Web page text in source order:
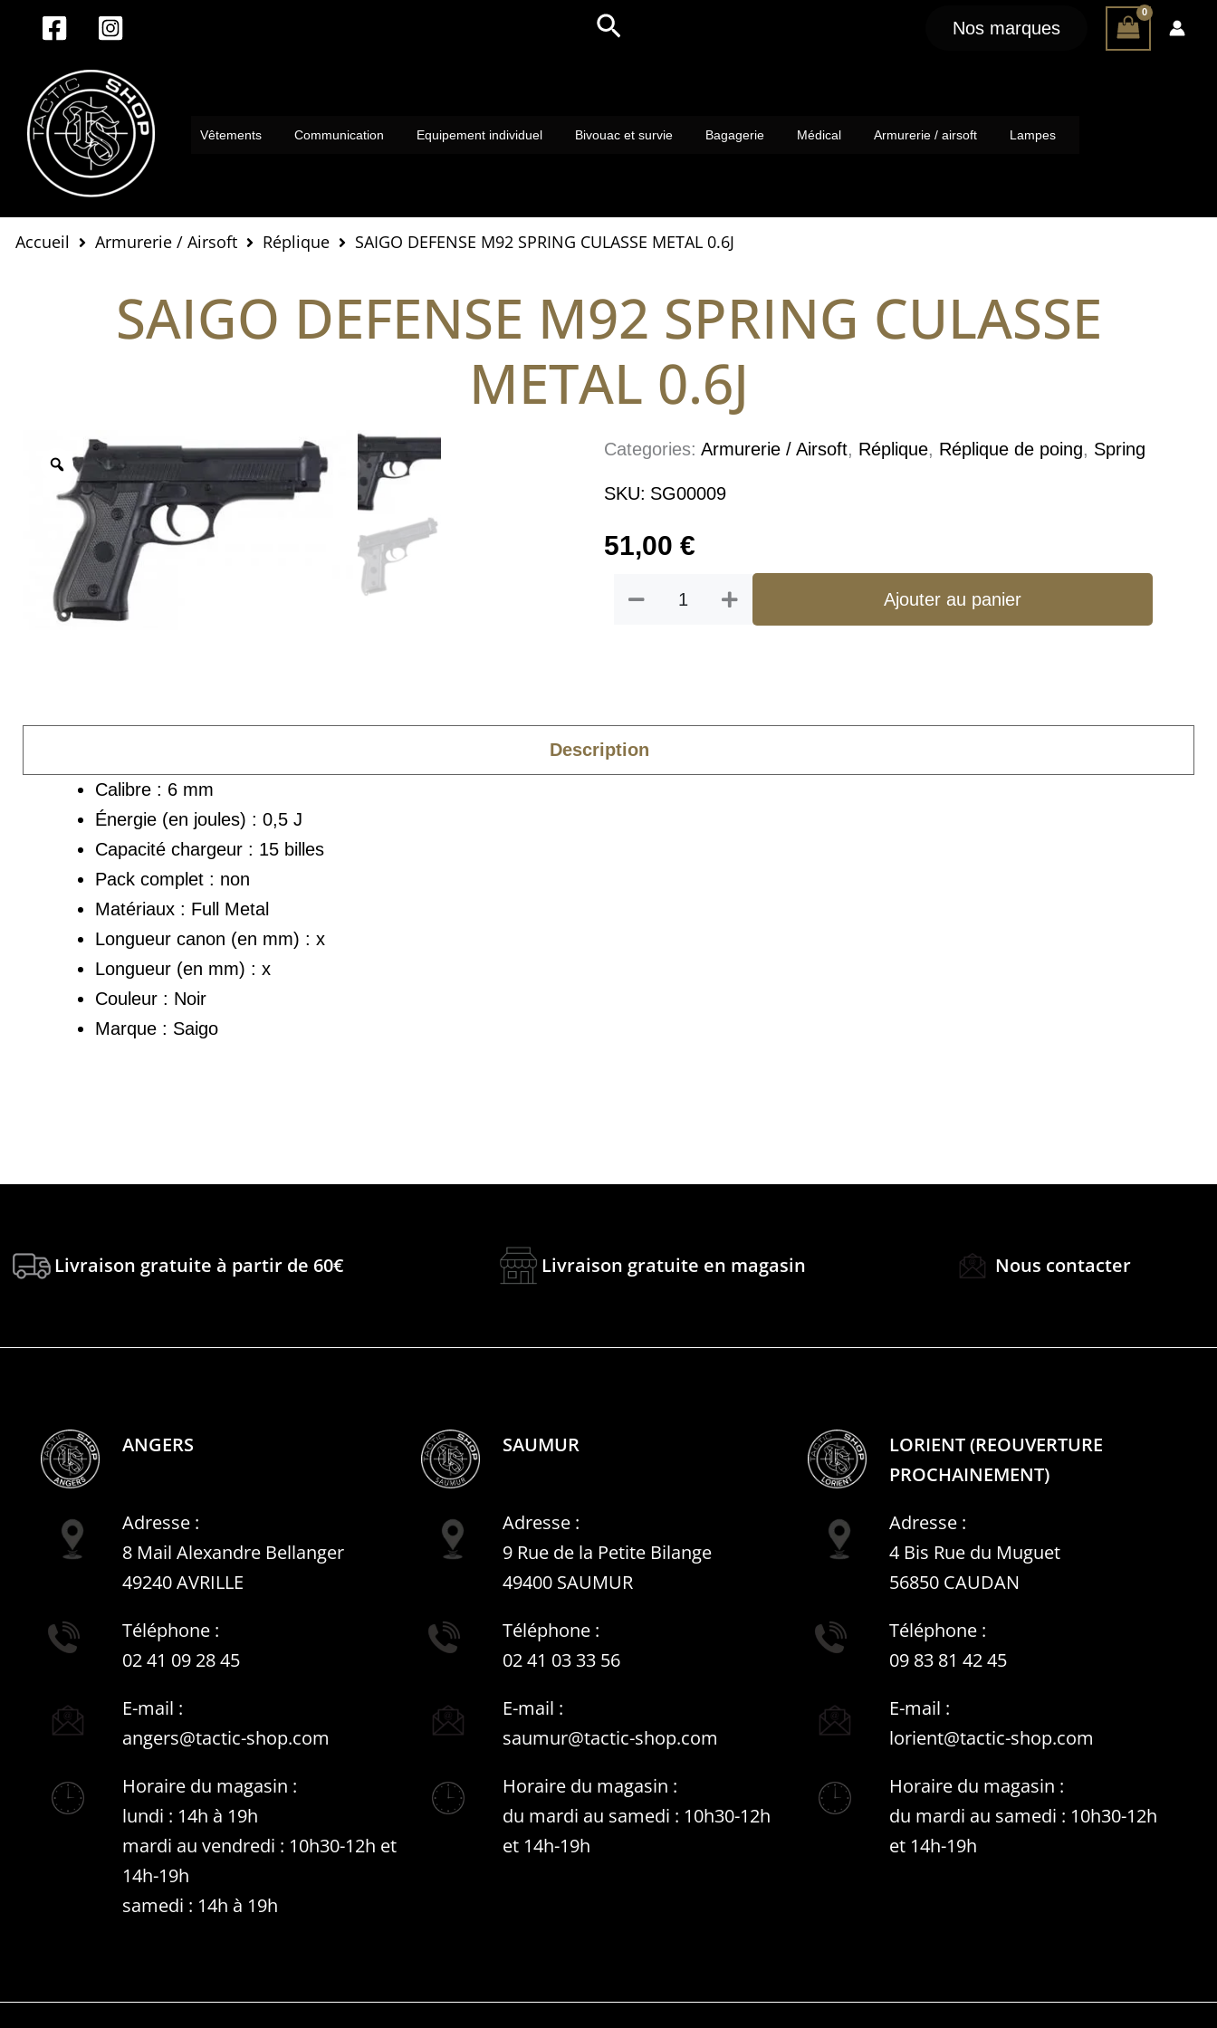
contenu
Rechercher Nos marques
Vêtements Communication Equipement individuel Bivouac et survie Bagagerie Médical Armurerie / airsoft Lampes
Accueil Armurerie / Airsoft Réplique SAIGO DEFENSE M92 SPRING CULASSE METAL 0.6J
SAIGO DEFENSE M92 SPRING CULASSE
METAL 0.6J
0.6J
Ajouter au panier
Categories: Armurerie / Airsoft, Réplique, Réplique de poing, Spring
SKU: SG00009
51,00€
Description
Calibre : 6 mm
Énergie (en joules) : 0,5 J
Capacité chargeur : 15 billes
Pack complet : non
Matériaux : Full Metal
Longueur canon (en mm) : x
Longueur (en mm) : x
Couleur : Noir
Marque : Saigo
Livraison gratuite à partir de 60€ Livraison gratuite en magasin Nous contacter
ANGERS SAUMUR
LORIENT (REOUVERTURE
PROCHAINEMENT)
Adresse :
8 Mail Alexandre Bellanger
49240 AVRILLE
Adresse :
9 Rue de la Petite Bilange
49400 SAUMUR
Adresse :
4 Bis Rue du Muguet
56850 CAUDAN
Téléphone :
02 41 09 28 45
Téléphone :
02 41 03 33 56
Téléphone :
09 83 81 42 45
E-mail :
angers@tactic-shop.com
E-mail :
saumur@tactic-shop.com
E-mail :
lorient@tactic-shop.com
Horaire du magasin :
lundi : 14h à 19h
mardi au vendredi : 10h30-12h et
14h-19h
samedi : 14h à 19h
Horaire du magasin :
du mardi au samedi : 10h30-12h
et 14h-19h
Horaire du magasin :
du mardi au samedi : 10h30-12h
et 14h-19h